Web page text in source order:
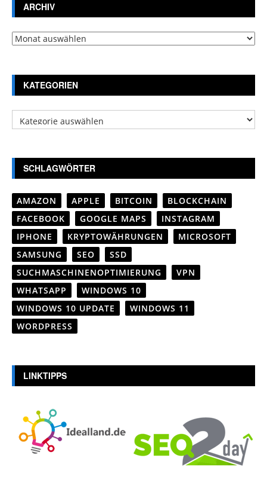
ARCHIV
Archiv
KATEGORIEN
Kategorien
SCHLAGWÖRTER
AMAZON APPLE BITCOIN
BLOCKCHAIN
FACEBOOK
GOOGLE MAPS
INSTAGRAM
IPHONE
KRYPTOWÄHRUNGEN
MICROSOFT
SAMSUNG
SEO
SSD
SUCHMASCHINENOPTIMIERUNG
VPN
WHATSAPP
WINDOWS 10
WINDOWS 10 UPDATE
WINDOWS 11
WORDPRESS
LINKTIPPS